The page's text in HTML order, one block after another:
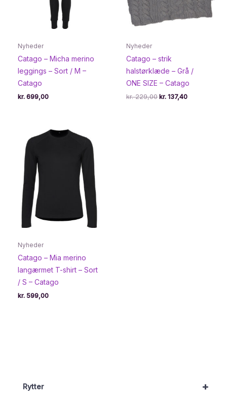
+
Rytter
Nyheder
Catago – Micha merino
leggings – Sort / M –
Catago
kr. 699,00
Nyheder
Catago – strik
halstørklæde – Grå /
ONE SIZE – Catago
kr.229,00 Den
kr. 137,40Den
Nyheder
Catago – Mia merino
langærmet T-shirt – Sort
/ S – Catago
kr. 599,00